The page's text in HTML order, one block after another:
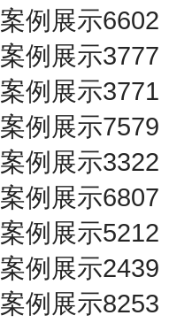
案例展示6602
案例展示3777
案例展示3771
案例展示7579
案例展示3322
案例展示6807
案例展示5212
案例展示2439
案例展示8253